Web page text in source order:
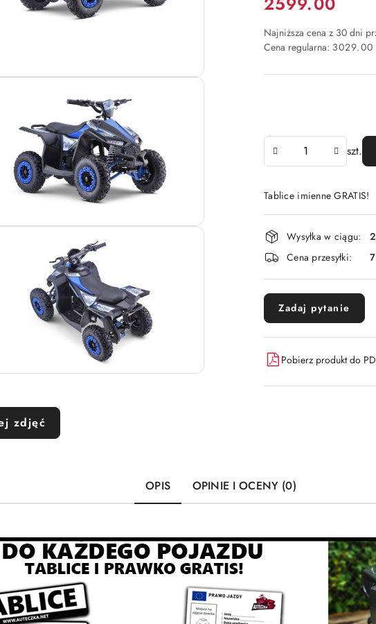
zdjęć
Najniższa cena z 30 dni
Cena regularna: 3029.00
szt.
Tablice imienne GRATIS!
Dostępność
i
dostawa
Wysyłka w ciągu:
Cena przesyłki:
Zadaj pytanie
Pobierz produkt do
OPIS OPINIE I OCENY (0)